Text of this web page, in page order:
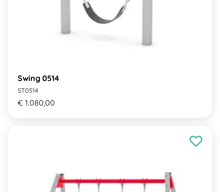
Swing 0514
ST0514
€ 1.080,00